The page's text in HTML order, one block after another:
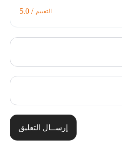
التقييم / 5.0
إرســال التعليق